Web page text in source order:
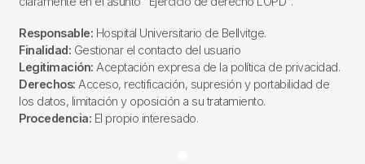
Responsable: Hospital Universitario de Bellvitge.
Finalidad: Gestionar el contacto del usuario
Legitimación: Aceptación expresa de la política de privacidad.
Derechos: Acceso, rectificación, supresión y portabilidad de
los datos, limitación y oposición a su tratamiento.
Procedencia: El propio interesado.